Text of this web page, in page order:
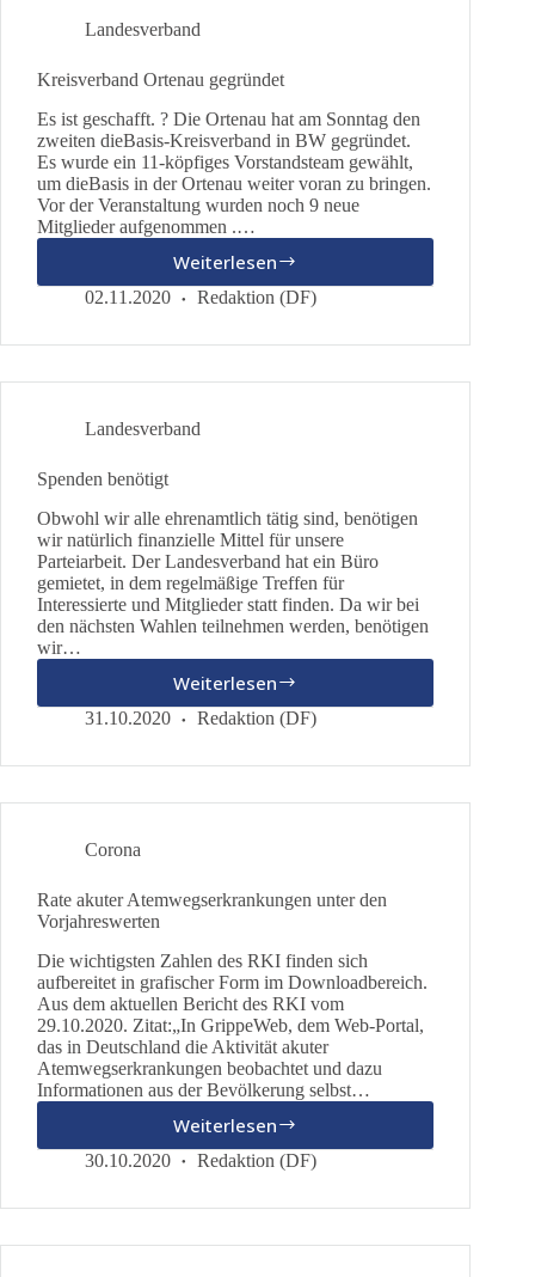
Landesverband
Kreisverband Ortenau gegründet
Es ist geschafft. ? Die Ortenau hat am Sonntag den
zweiten dieBasis-Kreisverband in BW gegründet.
Es wurde ein 11-köpfiges Vorstandsteam gewählt,
um dieBasis in der Ortenau weiter voran zu bringen.
Vor der Veranstaltung wurden noch 9 neue
Mitglieder aufgenommen .…
WeiterlesenKreisverband
Ortenau
02.11.2020 Redaktion (DF)
Landesverband
Spenden benötigt
Obwohl wir alle ehrenamtlich tätig sind, benötigen
wir natürlich finanzielle Mittel für unsere
Parteiarbeit. Der Landesverband hat ein Büro
gemietet, in dem regelmäßige Treffen für
Interessierte und Mitglieder statt finden. Da wir bei
den nächsten Wahlen teilnehmen werden, benötigen
wir…
Weiterlesen
Spenden
benötigt
31.10.2020 Redaktion (DF)
Corona
Rate akuter Atemwegserkrankungen unter den
Vorjahreswerten
Die wichtigsten Zahlen des RKI finden sich
aufbereitet in grafischer Form im Downloadbereich.
Aus dem aktuellen Bericht des RKI vom
29.10.2020. Zitat:„In GrippeWeb, dem Web-Portal,
das in Deutschland die Aktivität akuter
Atemwegserkrankungen beobachtet und dazu
Informationen aus der Bevölkerung selbst…
Weiterlesen
Rate
akuter
unter
30.10.2020 Redaktion (DF)